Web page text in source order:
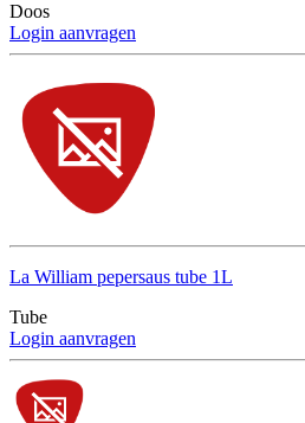
Doos
Login aanvragen
La William pepersaus tube 1L
Tube
Login aanvragen